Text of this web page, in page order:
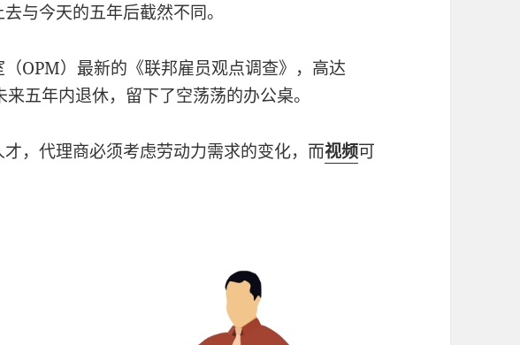
与今天的五年后截然不同。
OPM）最新的《联邦雇员观点调查》，高达
五年内退休，留下了空荡荡的办公桌。
，代理商必须考虑劳动力需求的变化，而视频可